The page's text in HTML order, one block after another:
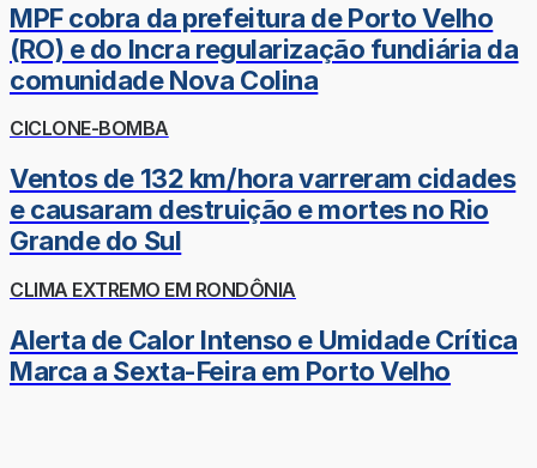
MPF cobra da prefeitura de Porto Velho
(RO) e do Incra regularização fundiária da
comunidade Nova Colina
CICLONE-BOMBA
Ventos de 132 km/hora varreram cidades
e causaram destruição e mortes no Rio
Grande do Sul
CLIMA EXTREMO EM RONDÔNIA
Alerta de Calor Intenso e Umidade Crítica
Marca a Sexta-Feira em Porto Velho